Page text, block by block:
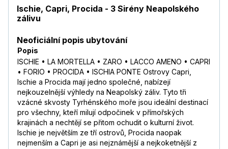
Ischie, Capri, Procida - 3 Sirény Neapolského
zálivu
Neoficiální popis ubytování
Popis
ISCHIE • LA MORTELLA • ZARO • LACCO AMENO • CAPRI
• FORIO • PROCIDA • ISCHIA PONTE Ostrovy Capri,
Ischie a Procida mají jedno společné, nabízejí
nejkouzelnější výhledy na Neapolský záliv. Tyto tři
vzácné skvosty Tyrhénského moře jsou ideální destinací
pro všechny, kteří milují odpočinek v přímořských
krajinách a nechtějí se přitom ochudit o kulturní život.
Ischie je největším ze tří ostrovů, Procida naopak
nejmenším a Capri je asi nejznámější a nejkoketnější z